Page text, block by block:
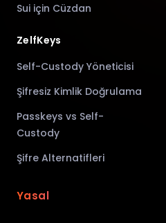
Sui için Cüzdan
ZelfKeys
Self-Custody Yöneticisi
Şifresiz Kimlik Doğrulama
Passkeys vs Self-
Custody
Şifre Alternatifleri
Yasal